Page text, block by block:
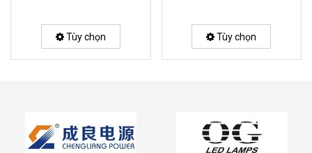
Tùy chọn Tùy chọn